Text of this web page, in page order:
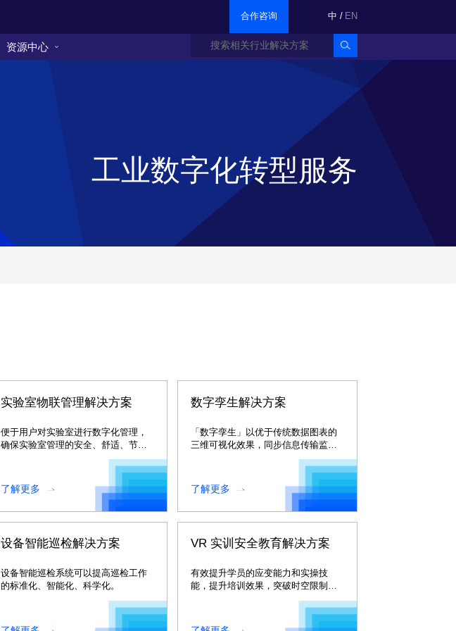
合作咨询 中 / EN
资源中心
工业数字化转型服务
实验室物联管理解决方案
便于用户对实验室进行数字化管理，
确保实验室管理的安全、舒适、节能
了解更多
数字孪生解决方案
「数字孪生」以优于传统数据图表的
三维可视化效果，同步信息传输监控
交互技术实现厂区园区的整体可视
了解更多
设备智能巡检解决方案
设备智能巡检系统可以提高巡检工作
的标准化、智能化、科学化。
VR 实训安全教育解决方案
有效提升学员的应变能力和实操技
能，提升培训效果，突破时空限制，